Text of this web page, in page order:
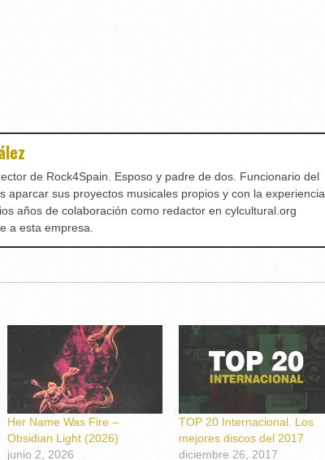
de Rock4Spain. Esposo y padre de dos. Funcionario del
aparcar sus proyectos musicales propios y con la experiencia
años de colaboración como redactor en cylcultural.org
a esta empresa.
Her Name Was Fire –
Obsidian Light (2026)
junio 2, 2026
TOP 20 Internacional. Los
mejores discos del 2017
diciembre 26, 2017